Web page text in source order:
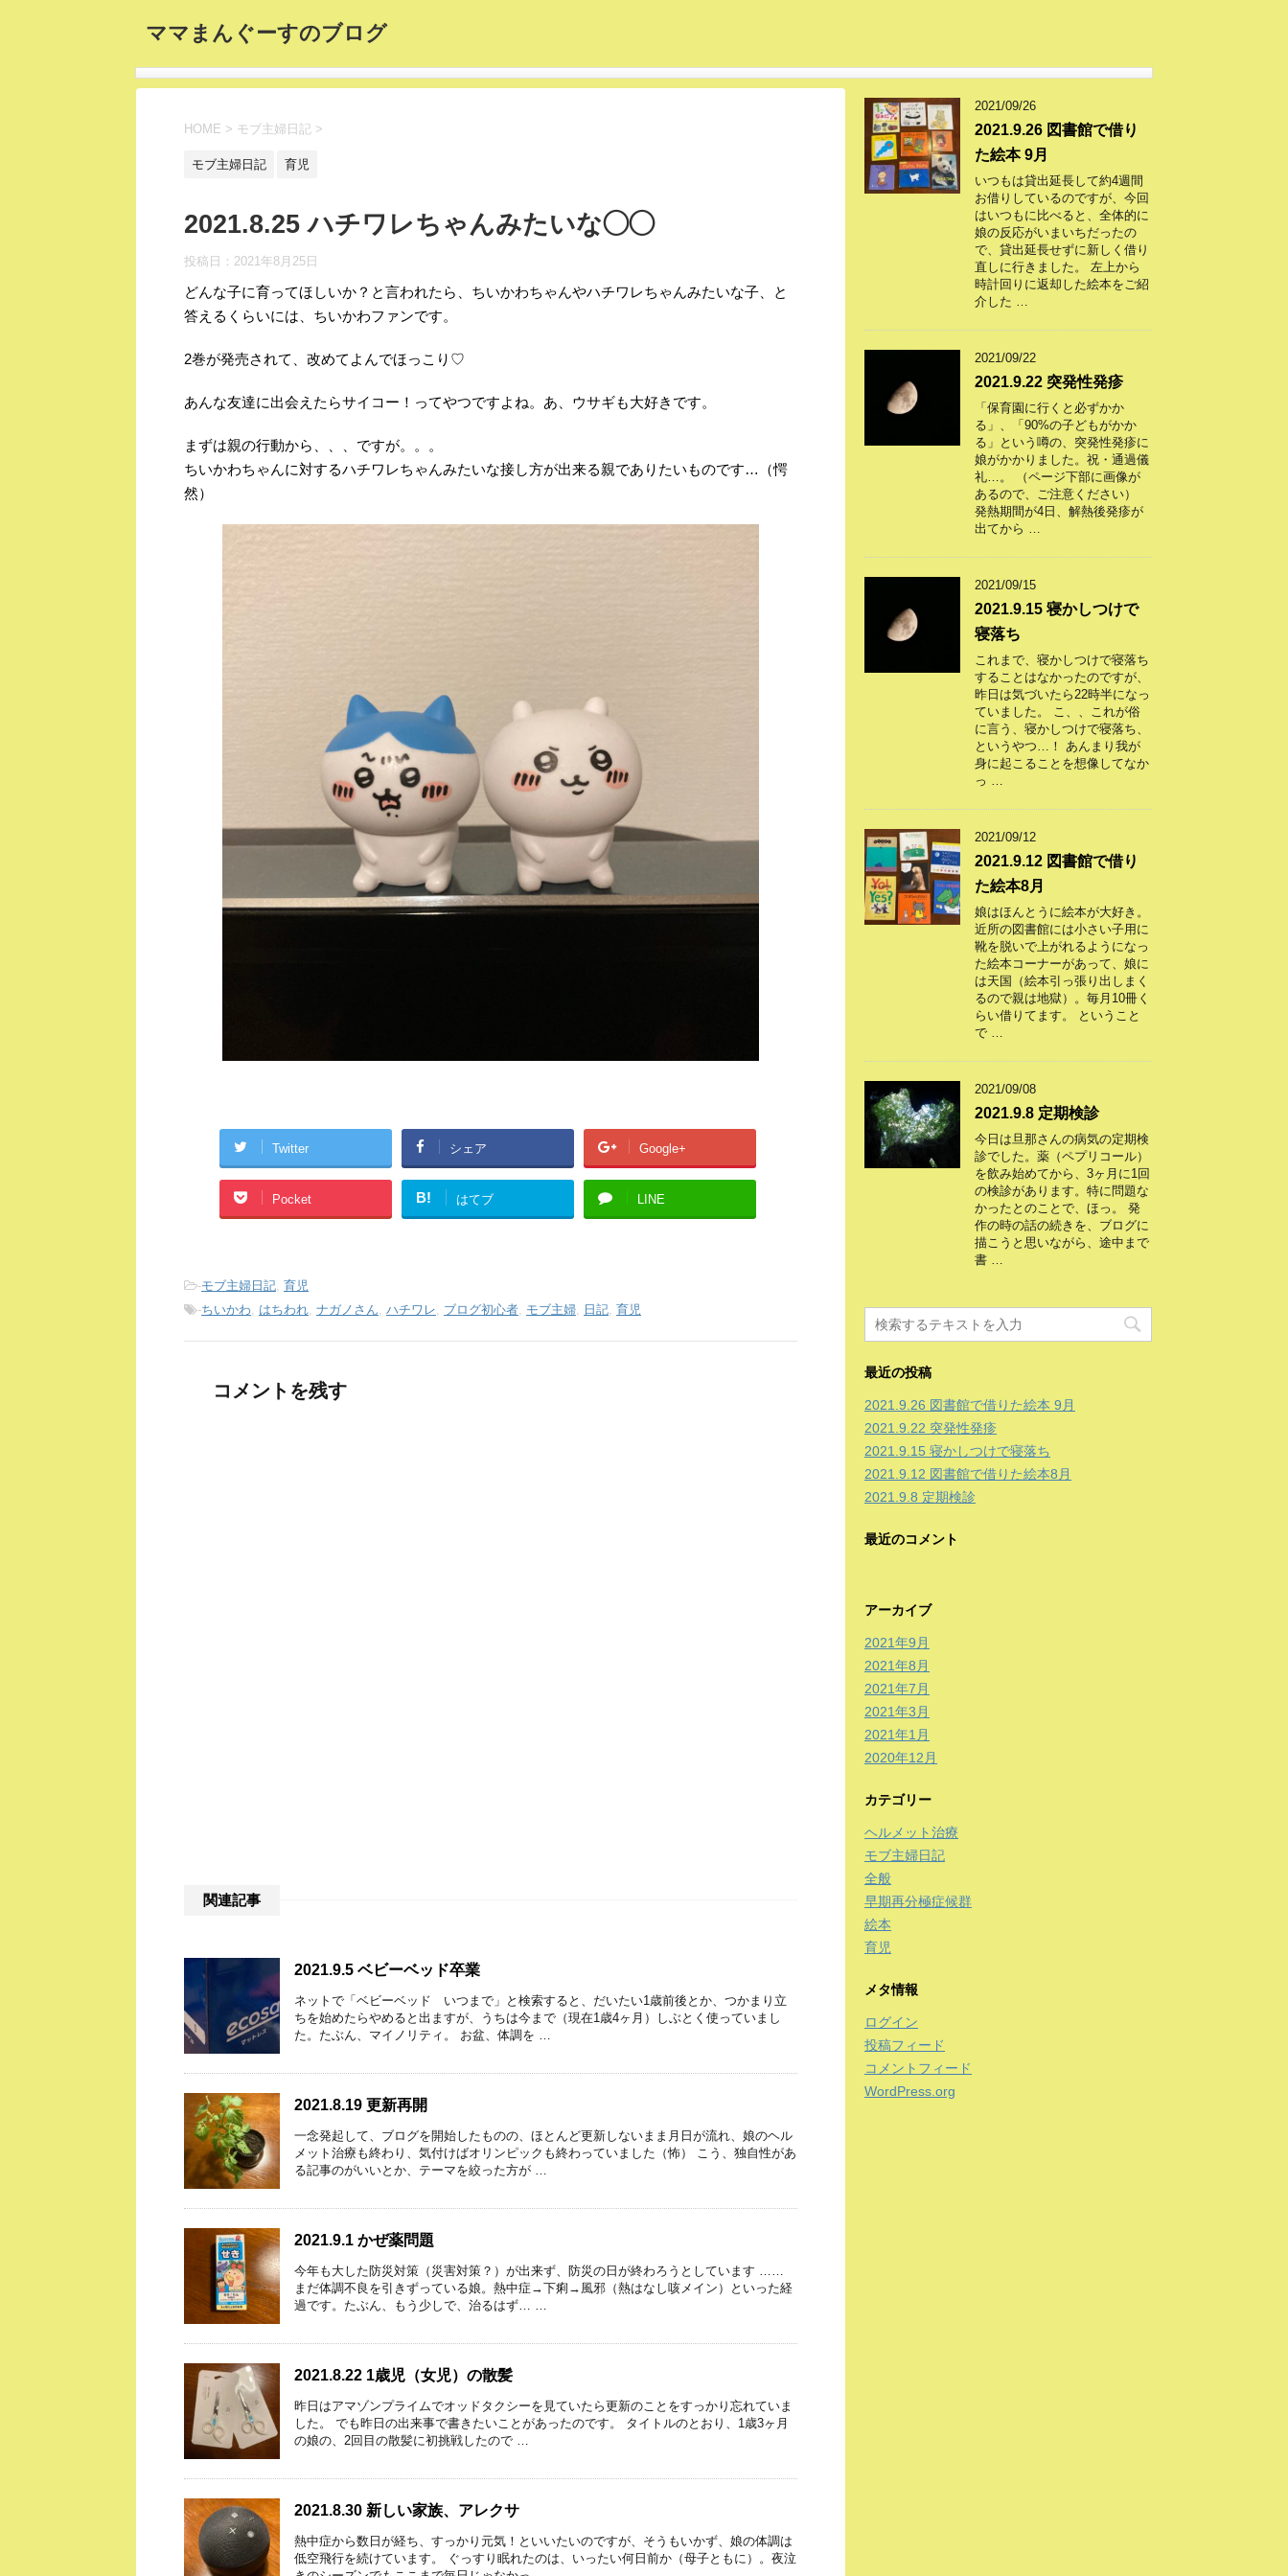
ママまんぐーすのブログ
HOME > モブ主婦日記 >
モブ主婦日記 育児
2021.8.25 ハチワレちゃんみたいな◯◯
投稿日： 2021年8月25日
どんな子に育ってほしいか？と言われたら、ちいかわちゃんやハチワレちゃんみたいな子、と
答えるくらいには、ちいかわファンです。
2巻が発売されて、改めてよんでほっこり♡
あんな友達に出会えたらサイコー！ってやつですよね。あ、ウサギも大好きです。
まずは親の行動から、、、ですが。。。
ちいかわちゃんに対するハチワレちゃんみたいな接し方が出来る親でありたいものです…（愕
然）
Twitter シェア Google+
Pocket B! はてブ LINE
-モブ主婦日記, 育児
-ちいかわ, はちわれ, ナガノさん, ハチワレ, ブログ初心者, モブ主婦, 日記, 育児
コメントを残す
関連記事
2021.9.5 ベビーベッド卒業
ネットで「ベビーベッド いつまで」と検索すると、だいたい1歳前後とか、つかまり立
ちを始めたらやめると出ますが、うちは今まで（現在1歳4ヶ月）しぶとく使っていまし
た。たぶん、マイノリティ。 お盆、体調を …
2021.8.19 更新再開
一念発起して、ブログを開始したものの、ほとんど更新しないまま月日が流れ、娘のヘル
メット治療も終わり、気付けばオリンピックも終わっていました（怖） こう、独自性があ
る記事のがいいとか、テーマを絞った方が …
2021.9.1 かぜ薬問題
今年も大した防災対策（災害対策？）が出来ず、防災の日が終わろうとしています ……
まだ体調不良を引きずっている娘。熱中症→下痢→風邪（熱はなし咳メイン）といった経
過です。たぶん、もう少しで、治るはず… …
2021.8.22 1歳児（女児）の散髪
昨日はアマゾンプライムでオッドタクシーを見ていたら更新のことをすっかり忘れていま
した。 でも昨日の出来事で書きたいことがあったのです。 タイトルのとおり、1歳3ヶ月
の娘の、2回目の散髪に初挑戦したので …
2021.8.30 新しい家族、アレクサ
熱中症から数日が経ち、すっかり元気！といいたいのですが、そうもいかず、娘の体調は
低空飛行を続けています。 ぐっすり眠れたのは、いったい何日前か（母子ともに）。夜泣
2021/09/26
2021.9.26 図書館で借り
た絵本 9月
いつもは貸出延長して約4週間
お借りしているのですが、今回
はいつもに比べると、全体的に
娘の反応がいまいちだったの
で、貸出延長せずに新しく借り
直しに行きました。 左上から
時計回りに返却した絵本をご紹
介した …
2021/09/22
2021.9.22 突発性発疹
「保育園に行くと必ずかか
る」、「90%の子どもがかか
る」という噂の、突発性発疹に
娘がかかりました。祝・通過儀
礼…。 （ページ下部に画像が
あるので、ご注意ください）
発熱期間が4日、解熱後発疹が
出てから …
2021/09/15
2021.9.15 寝かしつけで
寝落ち
これまで、寝かしつけで寝落ち
することはなかったのですが、
昨日は気づいたら22時半になっ
ていました。 こ、、これが俗
に言う、寝かしつけで寝落ち、
というやつ…！ あんまり我が
身に起こることを想像してなか
っ …
2021/09/12
2021.9.12 図書館で借り
た絵本8月
娘はほんとうに絵本が大好き。
近所の図書館には小さい子用に
靴を脱いで上がれるようになっ
た絵本コーナーがあって、娘に
は天国（絵本引っ張り出しまく
るので親は地獄）。毎月10冊く
らい借りてます。 ということ
で …
2021/09/08
2021.9.8 定期検診
今日は旦那さんの病気の定期検
診でした。薬（ペプリコール）
を飲み始めてから、3ヶ月に1回
の検診があります。特に問題な
かったとのことで、ほっ。 発
作の時の話の続きを、ブログに
描こうと思いながら、途中まで
書 …
最近の投稿
2021.9.26 図書館で借りた絵本 9月
2021.9.22 突発性発疹
2021.9.15 寝かしつけで寝落ち
2021.9.12 図書館で借りた絵本8月
2021.9.8 定期検診
最近のコメント
アーカイブ
2021年9月
2021年8月
2021年7月
2021年3月
2021年1月
2020年12月
カテゴリー
ヘルメット治療
モブ主婦日記
全般
早期再分極症候群
絵本
育児
メタ情報
ログイン
投稿フィード
コメントフィード
WordPress.org